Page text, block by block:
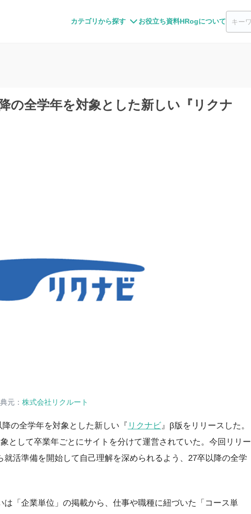
カテゴリから探す お役立ち資料HRogについて
の全学年を対象とした新しい『リクナ
元： 株式会社リクルート
の全学年を対象とした新しい『 リクナビ 』β版をリリースした。
として卒業年ごとにサイトを分けて運営されていた。今回リリー
活準備を開始して自己理解を深められるよう、27卒以降の全学
「企業単位」の掲載から、仕事や職種に紐づいた「コース単